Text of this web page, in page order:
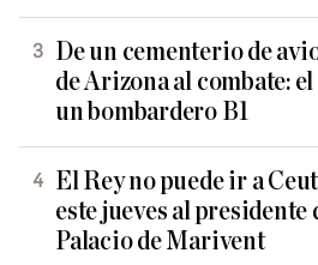
De un cementerio de
de Arizona al combate:
un bombardero B1
El Rey no puede ir a
este jueves al presidente
Palacio de Marivent